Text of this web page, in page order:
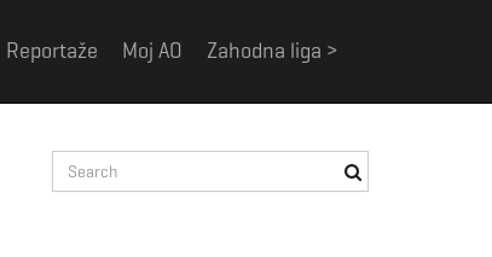
Reportaže Moj AO Zahodna liga >
e